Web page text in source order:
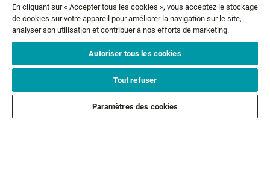
A PROPOS
MENTIONS LÉGALES
SUIVEZ-NOUS
En cliquant sur « Accepter tous les cookies », vous acceptez le stockage
de cookies sur votre appareil pour améliorer la navigation sur le site,
analyser son utilisation et contribuer à nos efforts de marketing.
Autoriser tous les cookies
Tout refuser
Paramètres des cookies